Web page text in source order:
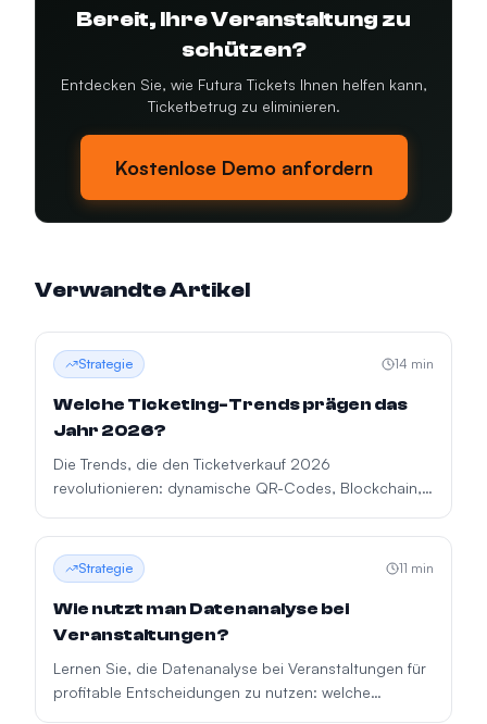
Bereit, Ihre Veranstaltung zu
schützen?
Entdecken Sie, wie Futura Tickets Ihnen helfen kann,
Ticketbetrug zu eliminieren.
Kostenlose Demo anfordern
Verwandte Artikel
Strategie 14 min
Welche Ticketing-Trends prägen das
Jahr 2026?
Die Trends, die den Ticketverkauf 2026
revolutionieren: dynamische QR-Codes, Blockchain,
und intelligentes Eventmanagement.
Strategie 11 min
Wie nutzt man Datenanalyse bei
Veranstaltungen?
Lernen Sie, die Datenanalyse bei Veranstaltungen für
profitable Entscheidungen zu nutzen: welche